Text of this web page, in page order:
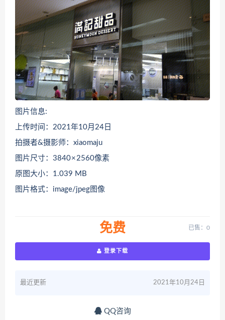
图片信息:
上传时间：2021年10月24日
拍摄者&摄影师：xiaomaju
图片尺寸：3840 × 2560像素
原图大小：1.039 MB
图片格式：image/jpeg图像
免费 已售：0
登录下载
最近更新 2021年10月24日
QQ咨询